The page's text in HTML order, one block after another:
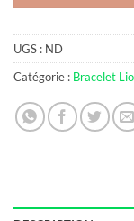
UGS : ND
Catégorie : Bracelet